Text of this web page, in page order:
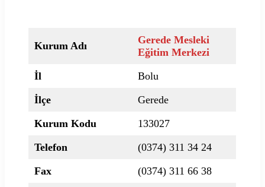
Kurum Adı
Gerede Mesleki
Eğitim Merkezi
İl
Bolu
İlçe
Gerede
Kurum Kodu
133027
Telefon
(0374) 311 34 24
Fax
(0374) 311 66 38